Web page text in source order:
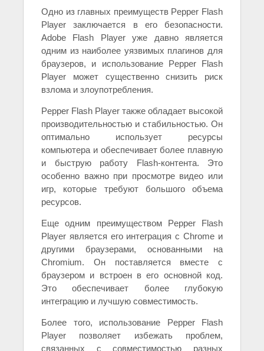
Одно из главных преимуществ Pepper Flash
Player заключается в его безопасности.
Adobe Flash Player уже давно является
одним из наиболее уязвимых плагинов для
браузеров, и использование Pepper Flash
Player может существенно снизить риск
взлома и злоупотребления.
Pepper Flash Player также обладает высокой
производительностью и стабильностью. Он
оптимально использует ресурсы
компьютера и обеспечивает более плавную
и быструю работу Flash-контента. Это
особенно важно при просмотре видео или
игр, которые требуют большого объема
ресурсов.
Еще одним преимуществом Pepper Flash
Player является его интеграция с Chromе и
другими браузерами, основанными на
Chromium. Он поставляется вместе с
браузером и встроен в его основной код.
Это обеспечивает более глубокую
интеграцию и лучшую совместимость.
Более того, использование Pepper Flash
Player позволяет избежать проблем,
связанных с совместимостью разных